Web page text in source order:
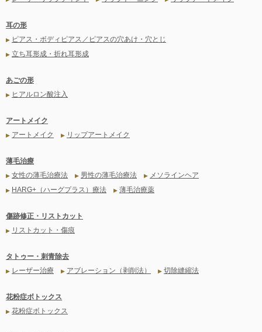
耳の形
▶ ピアス・ボディピアス／ピアスの穴あけ・穴とじ
▶ 立ち耳形成・折れ耳形成
あごの形
▶ ヒアルロン酸注入
アートメイク
▶ アートメイク ▶ リップアートメイク
薄毛治療
▶ 女性の薄毛治療法 ▶ 男性の薄毛治療法 ▶ メソラインヘア
▶ HARG+（ハーグプラス）療法 ▶ 薄毛治療薬
傷跡修正・リストカット
▶ リストカット・傷痕
タトゥー・刺青除去
▶ レーザー治療 ▶ アブレーション（剥削法） ▶ 切除縫縮法
花粉症ボトックス
▶ 花粉症ボトックス